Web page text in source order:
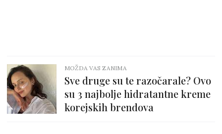
MOŽDA VAS ZANIMA
Sve druge su te razočarale? Ovo
su 3 najbolje hidratantne kreme
korejskih brendova